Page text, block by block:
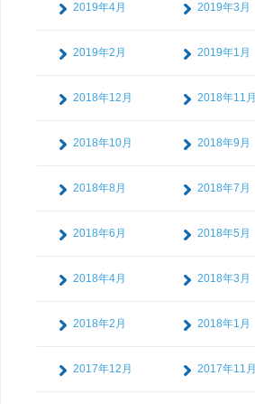
2019年4月 2019年3月
2019年2月 2019年1月
2018年12月 2018年11月
2018年10月 2018年9月
2018年8月 2018年7月
2018年6月 2018年5月
2018年4月 2018年3月
2018年2月 2018年1月
2017年12月 2017年11月